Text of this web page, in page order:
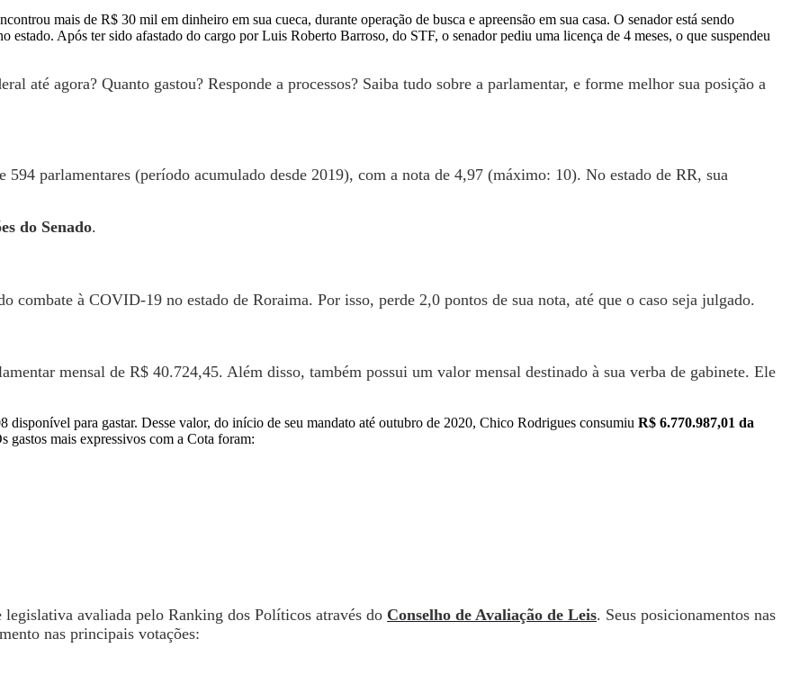
mais de R$ 30 mil em dinheiro em sua cueca, durante operação de busca e apreensão em sua casa. O senador está sendo
Após ter sido afastado do cargo por Luis Roberto Barroso, do STF, o senador pediu uma licença de 4 meses, o que suspendeu
até agora? Quanto gastou? Responde a processos? Saiba tudo sobre a parlamentar, e forme melhor sua posição a
parlamentares (período acumulado desde 2019), com a nota de 4,97 (máximo: 10). No estado de RR, sua
do Senado.
combate à COVID-19 no estado de Roraima. Por isso, perde 2,0 pontos de sua nota, até que o caso seja julgado.
mensal de R$ 40.724,45. Além disso, também possui um valor mensal destinado à sua verba de gabinete. Ele
disponível para gastar. Desse valor, do início de seu mandato até outubro de 2020, Chico Rodrigues consumiu R$ 6.770.987,01 da
gastos mais expressivos com a Cota foram:
avaliada pelo Ranking dos Políticos através do Conselho de Avaliação de Leis. Seus posicionamentos nas
nas principais votações: